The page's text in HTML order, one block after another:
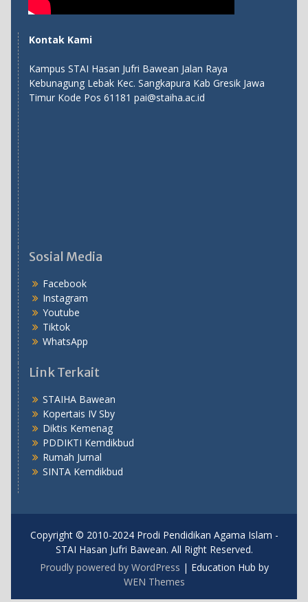
Kontak Kami
Kampus STAI Hasan Jufri Bawean Jalan Raya
Kebunagung Lebak Kec. Sangkapura Kab Gresik Jawa
Timur Kode Pos 61181 pai@staiha.ac.id
Sosial Media
Facebook
Instagram
Youtube
Tiktok
WhatsApp
Link Terkait
STAIHA Bawean
Kopertais IV Sby
Diktis Kemenag
PDDIKTI Kemdikbud
Rumah Jurnal
SINTA Kemdikbud
Copyright © 2010-2024 Prodi Pendidikan Agama Islam -
STAI Hasan Jufri Bawean. All Right Reserved.
Proudly powered by WordPress | Education Hub by
WEN Themes